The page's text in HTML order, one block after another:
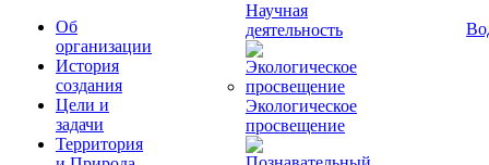
Об
организации
История
создания
Цели и
задачи
Территория
Научная
деятельность
Экологическое
просвещение